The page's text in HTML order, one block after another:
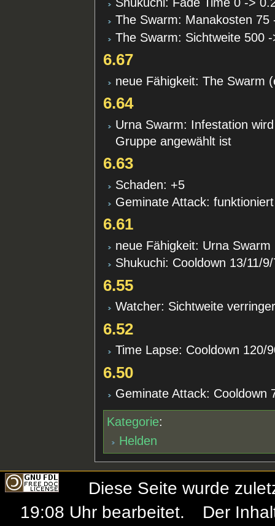
The Swarm: Manakosten 75
The Swarm: Sichtweite 500
6.67
neue Fähigkeit: The Swarm
6.64
Urna Swarm: Infestation
Gruppe angewählt ist
6.63
Schaden: +5
Geminate Attack:
6.61
neue Fähigkeit: Urna
Shukuchi: Cooldown 13/11/
6.55
Watcher: Sichtweite
6.52
Time Lapse: Cooldown 120/
6.50
Geminate Attack: Cooldown
Kategorie:
Helden
Diese Seite wurde
19:08 Uhr bearbeitet.
Der